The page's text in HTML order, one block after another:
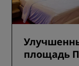
площадь